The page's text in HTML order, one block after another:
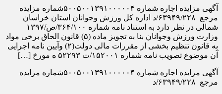
آگهی مزایده اجاره شماره ۵۰۰۵۰۰۱۳۹۱۰۰۰۰۰۴شماره مزایده
مرجع ۶۳۹۴۹/۲۲۸/د اداره کل ورزش وجوانان استان خراسان
شمالی در نظر دارد به استناد نامه شماره ۳۶۴/۱۰۰/ص/۱۳۹۷
وزارت ورزش وجوانان بنا به تجویز ماده (۵) قانون الحاق برخی مواد
به قانون تنظیم بخشی از مقررات مالی دولت(۲) وآیین نامه اجرایی
آن موضوع تصویب نامه شماره ۱۵۲۰۰۱/ت ۵۲۲۹۳ ه مورخ […]
آگهی مزایده اجاره شماره ۵۰۰۵۰۰۱۳۹۱۰۰۰۰۰۴شماره مزایده
مرجع ۶۳۹۴۹/۲۲۸/د